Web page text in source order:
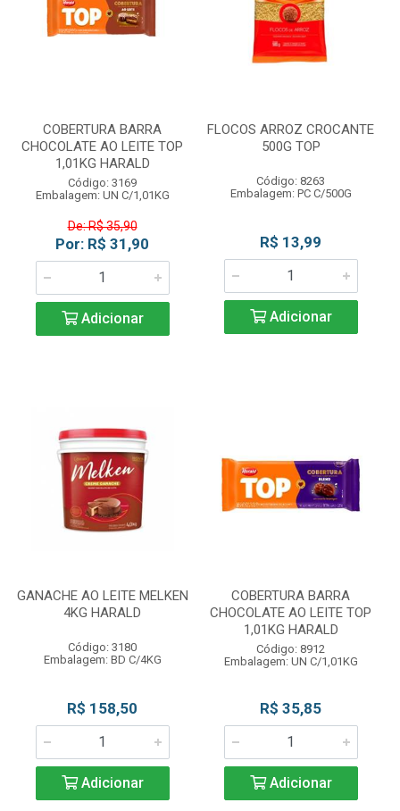
COBERTURA BARRA
CHOCOLATE AO LEITE TOP
1,01KG HARALD
Código: 3169
Embalagem: UN C/1,01KG
De: R$ 35,90
Por: R$ 31,90
Adicionar
FLOCOS ARROZ CROCANTE
500G TOP
Código: 8263
Embalagem: PC C/500G
R$ 13,99
Adicionar
GANACHE AO LEITE MELKEN
4KG HARALD
Código: 3180
Embalagem: BD C/4KG
R$ 158,50
Adicionar
COBERTURA BARRA
CHOCOLATE AO LEITE TOP
1,01KG HARALD
Código: 8912
Embalagem: UN C/1,01KG
R$ 35,85
Adicionar